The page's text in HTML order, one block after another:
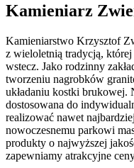
Kamieniarz
Kamieniarstwo Krzysztof
z wieloletnią tradycją,
wstecz. Jako rodzinny
tworzeniu nagrobków
układaniu kostki brukowej.
dostosowana do
realizować nawet
nowoczesnemu parkowi
produkty o najwyższej
zapewniamy atrakcyjne